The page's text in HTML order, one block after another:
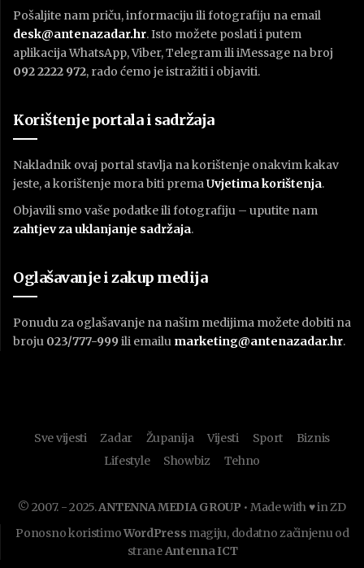
Pošaljite nam priču, informaciju ili fotografiju na email
desk@antenazadar.hr. Isto možete poslati i putem
aplikacija WhatsApp, Viber, Telegram ili iMessage na broj
092 2222 972, rado ćemo je istražiti i objaviti.
Korištenje portala i sadržaja
Nakladnik ovaj portal stavlja na korištenje onakvim kakav
jeste, a korištenje mora biti premaUvjetima korištenja.
Objavili smo vaše podatke ili fotografiju – uputite nam
zahtjev za uklanjanje sadržaja.
Oglašavanje i zakup medija
Ponudu za oglašavanje na našim medijima možete dobiti na
broju 023/777-999 ili emailu marketing@antenazadar.hr.
Sve vijesti Zadar Županija Vijesti Sport
Biznis
Lifestyle
Showbiz Tehno
© 2007. - 2025.ANTENNA MEDIA GROUP • Made with ♥ in ZD
Ponosno koristimoWordPress magiju, dodatno začinjenu od
straneAntenna ICT